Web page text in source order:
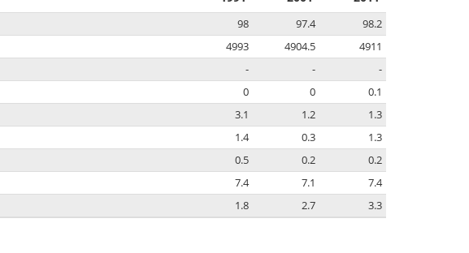
98 97.4
98.2
4993 4904.5
4911
- -
-
0 0
0.1
3.1 1.2
1.3
1.4 0.3
1.3
0.5 0.2
0.2
7.4 7.1
7.4
1.8 2.7 3.3